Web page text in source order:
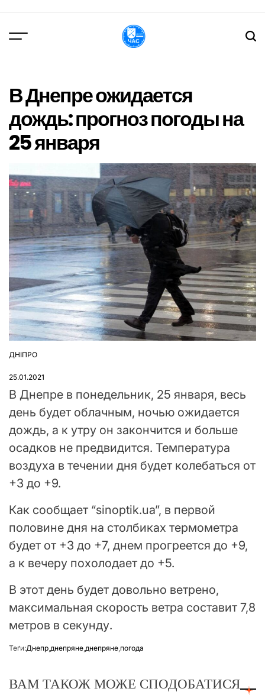
вмісту
В Днепре ожидается
дождь: прогноз погоды на
25 января
ОПУБЛІКУВАТИ
ДНІПРО
25.01.2021
В Днепре в понедельник, 25 января, весь
день будет облачным, ночью ожидается
дождь, а к утру он закончится и больше
осадков не предвидится. Температура
воздуха в течении дня будет колебаться от
+3 до +9.
Как сообщает “sinoptik.ua”, в первой
половине дня на столбиках термометра
будет от +3 до +7, днем прогреется до +9,
а к вечеру похолодает до +5.
В этот день будет довольно ветрено,
максимальная скорость ветра составит 7,8
метров в секунду.
Теґи:Днепр,днепряне,днепряне,погода
ВАМ ТАКОЖ МОЖЕ СПОДОБАТИСЯ